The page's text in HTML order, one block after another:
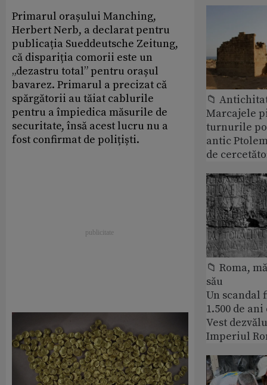
Primarul orașului Manching,
Herbert Nerb, a declarat pentru
publicația Sueddeutsche Zeitung,
că dispariția comorii este un
„dezastru total” pentru orașul
bavarez. Primarul a precizat că
spărgătorii au tăiat cablurile
pentru a împiedica măsurile de
securitate, însă acest lucru nu a
fost confirmat de polițiști.
📁
Marcajele
turnurile
antic
de
📁 Roma,
său
Un scandal
1.500 de
Vest
Imperiul